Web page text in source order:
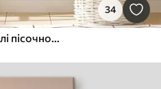
34
Багатошарові рельєфні хвилі пісочного відтінку, м'яка текстура